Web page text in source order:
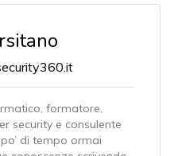
formatore,
security e consulente
di tempo ormai